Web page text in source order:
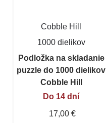
Cobble Hill
1000 dielikov
Podložka na skladanie
puzzle do 1000 dielikov
Cobble Hill
Do 14 dní
17,00 €